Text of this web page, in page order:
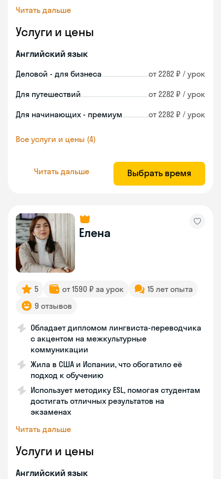
Читать дальше
Услуги и цены
Английский язык
Деловой - для бизнеса от 2282 ₽ / урок
Для путешествий от 2282 ₽ / урок
Для начинающих - премиум от 2282 ₽ / урок
Все услуги и цены (4)
Читать дальше Выбрать время
Елена
5 от 1590 ₽ за урок
15 лет опыта
9 отзывов
Обладает дипломом лингвиста-переводчика
с акцентом на межкультурные
коммуникации
Жила в США и Испании, что обогатило её
подход к обучению
Использует методику ESL, помогая студентам
достигать отличных результатов на
экзаменах
Читать дальше
Услуги и цены
Английский язык